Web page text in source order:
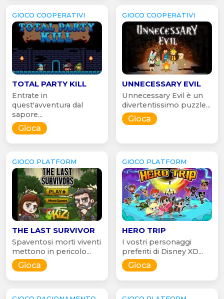
GIOCO COOPERATIVI
TOTAL PARTY KILL
Entrate in
quest'avventura dal
sapore...
Gioca
GIOCO COOPERATIVI
UNNECESSARY EVIL
Unnecessary Evil è un
divertentissimo puzzle...
Gioca
GIOCO PLATFORM
THE LAST SURVIVOR
Spaventosi morti viventi
mettono in pericolo...
Gioca
GIOCO PLATFORM
HERO TRIP
I vostri personaggi
preferiti di Disney XD...
Gioca